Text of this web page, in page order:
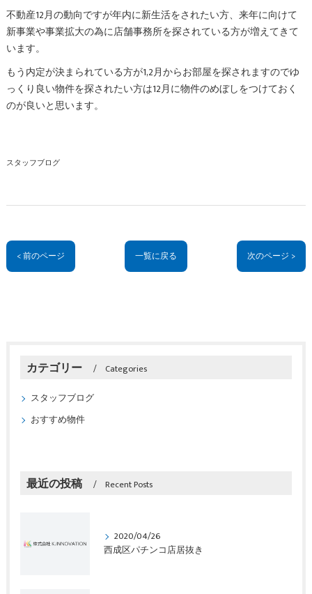
不動産12月の動向ですが年内に新生活をされたい方、来年に向けて
新事業や事業拡大の為に店舗事務所を探されている方が増えてきて
います。
もう内定が決まられている方が1,2月からお部屋を探されますのでゆ
っくり良い物件を探されたい方は12月に物件のめぼしをつけておく
のが良いと思います。
スタッフブログ
< 前のページ 一覧に戻る 次のページ >
カテゴリー
Categories
スタッフブログ
おすすめ物件
最近の投稿 Recent Posts
2020/04/26
西成区パチンコ店居抜き